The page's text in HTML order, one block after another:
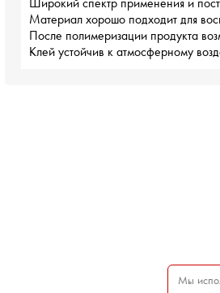
Мы
Широкий спектр применения и
Материал хорошо подходит для
После полимеризации продукта
Клей устойчив к атмосферному